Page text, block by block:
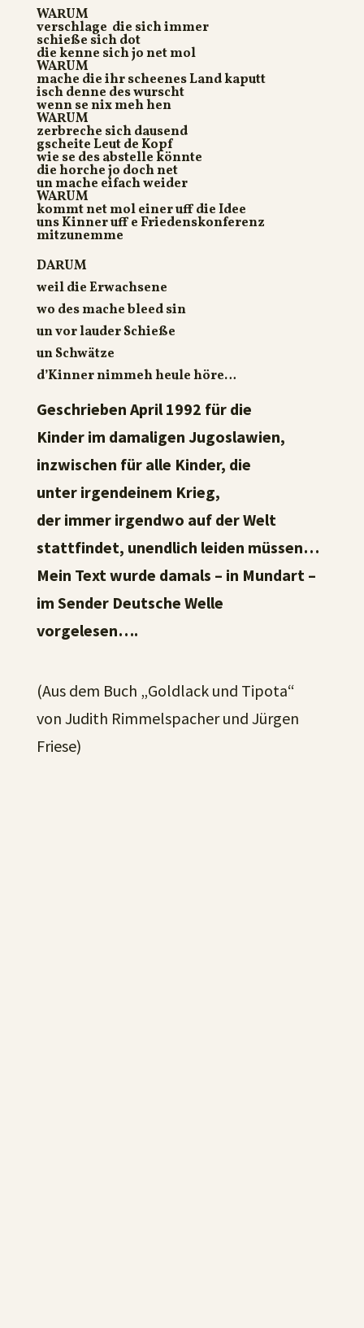
WARUM
verschlage die sich immer
schieße sich dot
die kenne sich jo net mol
WARUM
mache die ihr scheenes Land kaputt
isch denne des wurscht
wenn se nix meh hen
WARUM
zerbreche sich dausend
gscheite Leut de Kopf
wie se des abstelle könnte
die horche jo doch net
un mache eifach weider
WARUM
kommt net mol einer uff die Idee
uns Kinner uff e Friedenskonferenz
mitzunemme
DARUM
weil die Erwachsene
wo des mache bleed sin
un vor lauder Schieße
un Schwätze
d’Kinner nimmeh heule höre…
Geschrieben April 1992 für die
Kinder im damaligen Jugoslawien,
inzwischen für alle Kinder, die
unter irgendeinem Krieg,
der immer irgendwo auf der Welt
stattfindet, unendlich leiden müssen…
Mein Text wurde damals – in Mundart –
im Sender Deutsche Welle
vorgelesen….
(Aus dem Buch „Goldlack und Tipota“
von Judith Rimmelspacher und Jürgen
Friese)